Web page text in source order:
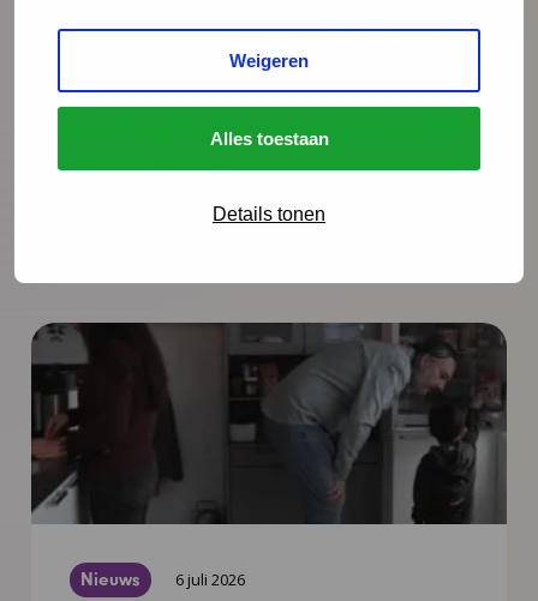
Weigeren
Alles toestaan
Details tonen
JGZ-richtlijn Mondzorg in juli 2025 zijn nog
zes JGZ-richtlijnen verschenen. In dit bericht
zetten we ze op een rij en blikken we
vooruit op de publicaties die tot medio 2027
Nieuws 6 juli 2026